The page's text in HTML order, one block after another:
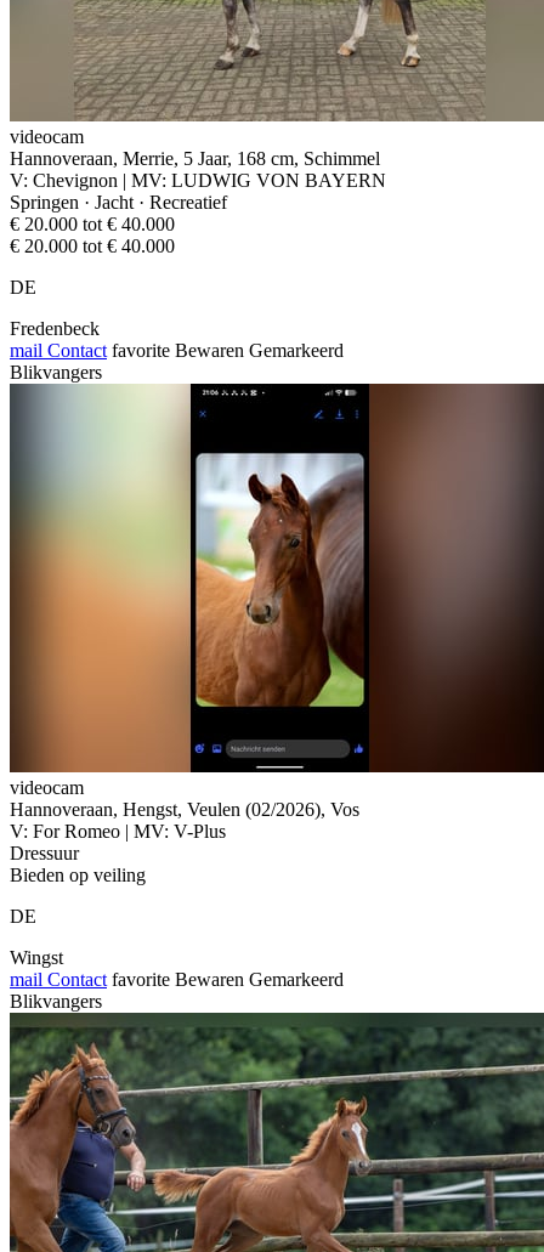
videocam
Hannoveraan, Merrie, 5 Jaar, 168 cm, Schimmel
V: Chevignon | MV: LUDWIG VON BAYERN
Springen · Jacht · Recreatief
€ 20.000 tot € 40.000
€ 20.000 tot € 40.000
DE
Fredenbeck
mail Contact favorite Bewaren Gemarkeerd
Blikvangers
videocam
Hannoveraan, Hengst, Veulen (02/2026), Vos
V: For Romeo | MV: V-Plus
Dressuur
Bieden op veiling
DE
Wingst
mail Contact favorite Bewaren Gemarkeerd
Blikvangers